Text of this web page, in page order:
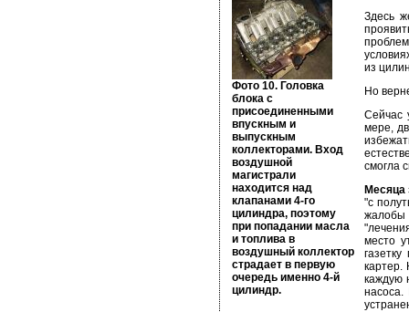
Фото 10. Головка
блока с
присоединенными
впускным и
выпускным
коллекторами. Вход
воздушной
магистрали
находится над
клапанами 4-го
цилиндра, поэтому
при попадании масла
и топлива в
воздушный коллектор
страдает в первую
очередь именно 4-й
цилиндр.
Здесь
из
Но
Сейчас
мере,
смогла
Месяца
"с
жалобы
место
картер.
каждую
насоса.